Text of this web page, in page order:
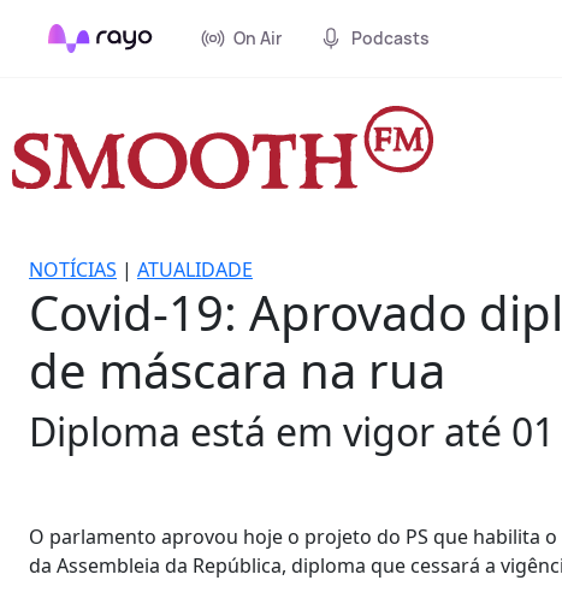
On Air Podcasts
NOTÍCIAS | ATUALIDADE
Covid-19: Aprovado
de máscara na rua
Diploma está em vigor até
O parlamento aprovou hoje o projeto do PS que habilita
da Assembleia da República, diploma que cessará a